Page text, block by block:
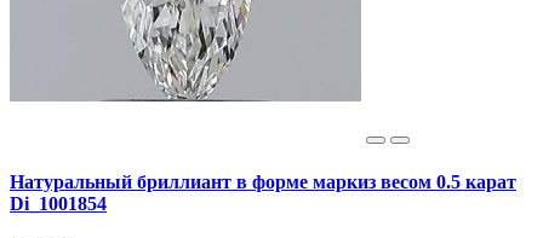
Натуральный бриллиант в форме маркиз весом 0.5 карат
Di_1001854